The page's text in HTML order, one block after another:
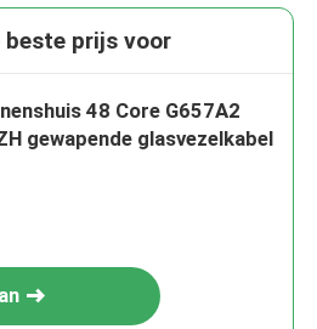
beste prijs voor
48 Core G657A2
gewapende glasvezelkabel